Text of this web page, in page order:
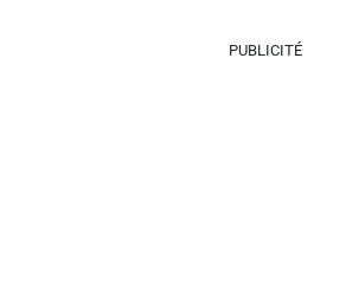
PUBLICITÉ